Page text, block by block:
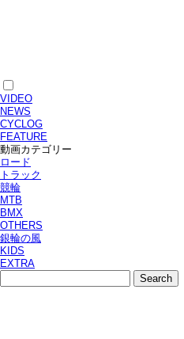
VIDEO
NEWS
CYCLOG
FEATURE
動画カテゴリー
ロード
トラック
競輪
MTB
BMX
OTHERS
銀輪の風
KIDS
EXTRA